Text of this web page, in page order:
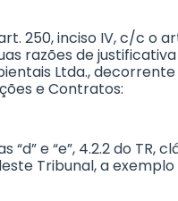
250, inciso IV, c/c o
razões de
Ltda.,
e Contratos:
e “e”, 4.2.2 do TR,
Tribunal, a